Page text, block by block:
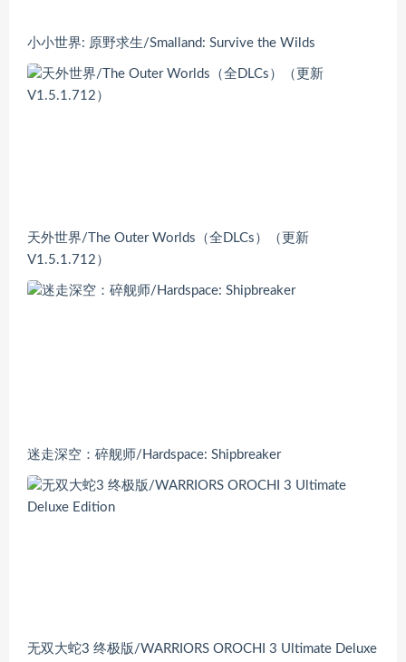
小小世界: 原野求生/Smalland: Survive the Wilds
天外世界/The Outer Worlds（全DLCs）（更新
V1.5.1.712）
迷走深空：碎舰师/Hardspace: Shipbreaker
无双大蛇3 终极版/WARRIORS OROCHI 3 Ultimate Deluxe